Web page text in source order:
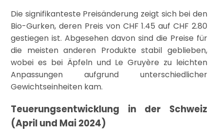
Die signifikanteste Preisänderung zeigt sich bei den
Bio-Gurken, deren Preis von CHF 1.45 auf CHF 2.80
gestiegen ist. Abgesehen davon sind die Preise für
die meisten anderen Produkte stabil geblieben,
wobei es bei Äpfeln und Le Gruyère zu leichten
Anpassungen aufgrund unterschiedlicher
Gewichtseinheiten kam.
Teuerungsentwicklung in der Schweiz
(April und Mai 2024)